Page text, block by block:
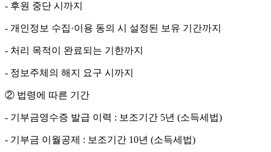
- 후원 중단 시까지
- 개인정보 수집·이용 동의 시 설정된 보유 기간까지
- 처리 목적이 완료되는 기한까지
- 정보주체의 해지 요구 시까지
② 법령에 따른 기간
- 기부금영수증 발급 이력 : 보조기간 5년 (소득세법)
- 기부금 이월공제 : 보조기간 10년 (소득세법)